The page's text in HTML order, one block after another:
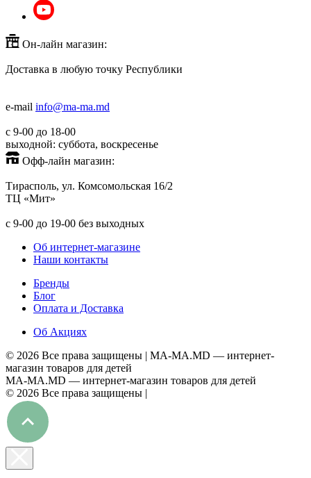
Он-лайн магазин:
Доставка в любую точку Республики
e-mail info@ma-ma.md
с 9-00 до 18-00
выходной: суббота, воскресенье
Офф-лайн магазин:
Тирасполь, ул. Комсомольская 16/2
ТЦ «Мит»
с 9-00 до 19-00 без выходных
Об интернет-магазине
Наши контакты
Бренды
Блог
Оплата и Доставка
Об Акциях
© 2026 Все права защищены | MA-MA.MD — интернет-
магазин товаров для детей
MA-MA.MD — интернет-магазин товаров для детей
© 2026 Все права защищены |